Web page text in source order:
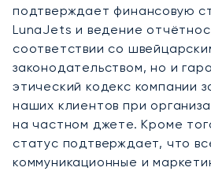
подтверждает финансовую
LunaJets и ведение
соответствии со
законодательством, но и
этический кодекс компании
наших клиентов при
на частном джете. Кроме
статус подтверждает, что
коммуникационные и